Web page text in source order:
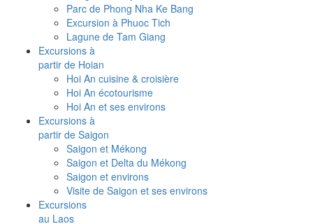
Parc de Phong Nha Ke Bang
Excursion à Phuoc Tich
Lagune de Tam Giang
Excursions à
partir de Hoian
Hoi An cuisine & croisière
Hoi An écotourisme
Hoi An et ses environs
Excursions à
partir de Saigon
Saigon et Mékong
Saigon et Delta du Mékong
Saigon et environs
Visite de Saigon et ses environs
Excursions
au Laos